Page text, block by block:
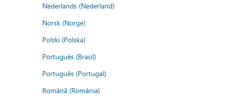
Nederlands (Nederland)
Norsk (Norge)
Polski (Polska)
Português (Brasil)
Português (Portugal)
Română (România)